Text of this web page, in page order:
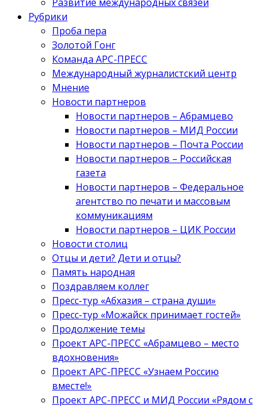
Рубрики
Проба пера
Золотой Гонг
Команда АРС-ПРЕСС
Международный журналистский центр
Мнение
Новости партнеров
Новости партнеров – Абрамцево
Новости партнеров – МИД России
Новости партнеров – Почта России
Новости партнеров – Российская
газета
Новости партнеров – Федеральное
агентство по печати и массовым
коммуникациям
Новости партнеров – ЦИК России
Новости столиц
Отцы и дети? Дети и отцы?
Память народная
Поздравляем коллег
Пресс-тур «Абхазия – страна души»
Пресс-тур «Можайск принимает гостей»
Продолжение темы
Проект АРС-ПРЕСС «Абрамцево – место
вдохновения»
Проект АРС-ПРЕСС «Узнаем Россию
вместе!»
Проект АРС-ПРЕСС и МИД России «Рядом с